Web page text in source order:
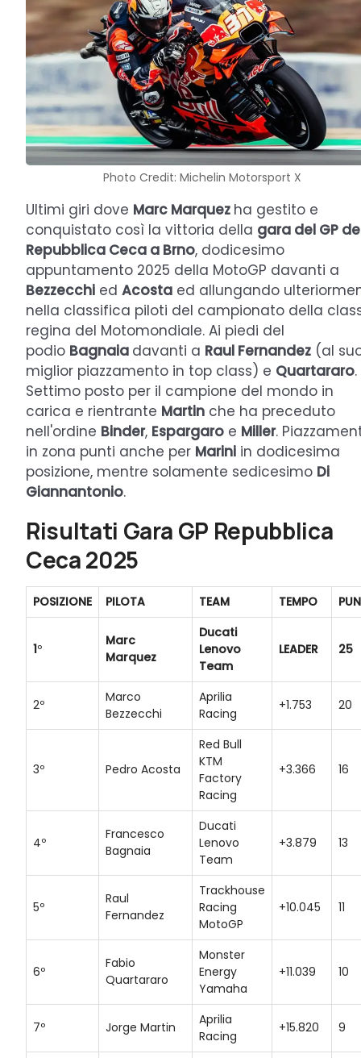
Photo Credit: Michelin Motorsport X
Ultimi giri dove Marc Marquez ha gestito e
conquistato così la vittoria della gara del GP
Repubblica Ceca a Brno, dodicesimo
appuntamento 2025 della MotoGP davanti a
Bezzecchi ed Acosta ed allungando
nella classifica piloti del campionato della
regina del Motomondiale. Ai piedi del
podio Bagnaia davanti a Raul Fernandez (al
miglior piazzamento in top class) e Quartararo.
Settimo posto per il campione del mondo in
carica e rientrante Martin che ha preceduto
nell'ordine Binder, Espargaro e Miller.
in zona punti anche per Marini in dodicesima
posizione, mentre solamente sedicesimo Di
Giannantonio.
Risultati Gara GP Repubblica
Ceca 2025
POSIZIONE PILOTA TEAM TEMPO
1º
Marc
Marquez
Ducati
Lenovo
Team
LEADER 25
2º
Marco
Bezzecchi
Aprilia
Racing
+1.753 20
3º Pedro Acosta
Red Bull
KTM
Factory
Racing
+3.366 16
4º
Francesco
Bagnaia
Ducati
Lenovo
Team
+3.879 13
5º
Raul
Fernandez
Trackhouse
Racing
MotoGP
+10.045 11
6º
Fabio
Quartararo
Monster
Energy
Yamaha
+11.039 10
7º Jorge Martin
Aprilia
Racing
+15.820 9